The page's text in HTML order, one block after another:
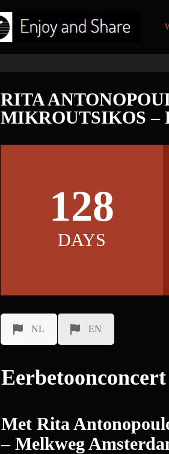
RITA
MIKROUTSIKOS –
128
DAYS
NL EN
Met Rita
– Melkweg